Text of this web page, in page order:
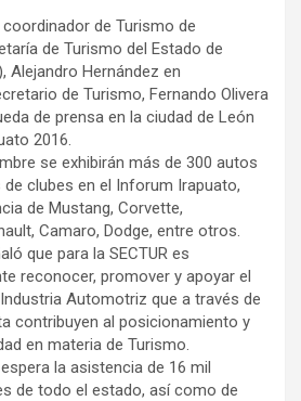
de Turismo de
de Turismo del Estado de
Alejandro Hernández en
de Turismo, Fernando Olivera
de prensa en la ciudad de León
2016.
se exhibirán más de 300 autos
clubes en el Inforum Irapuato,
de Mustang, Corvette,
Camaro, Dodge, entre otros.
que para la SECTUR es
reconocer, promover y apoyar el
Automotriz que a través de
contribuyen al posicionamiento y
en materia de Turismo.
la asistencia de 16 mil
de todo el estado, así como de